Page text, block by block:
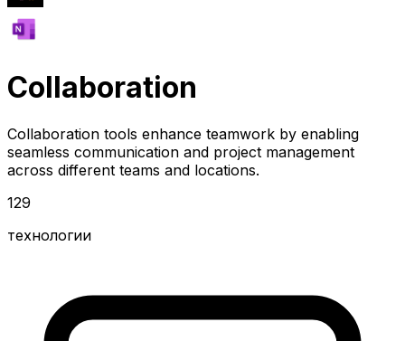
Collaboration
Collaboration tools enhance teamwork by enabling
seamless communication and project management
across different teams and locations.
129
технологии